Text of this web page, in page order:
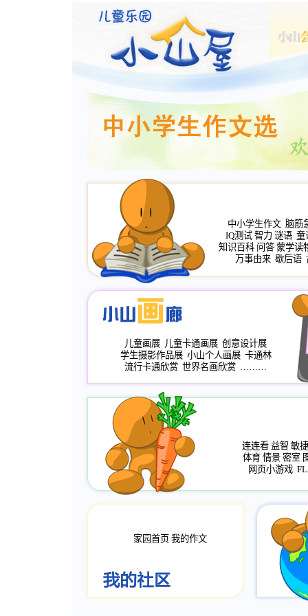
中小学生作文 脑筋
IQ测试 智力 谜语 童
知识百科 问答 蒙学读
万事由来 歇后语
儿童画展 儿童卡通画展 创意设计展
学生摄影作品展 小山个人画展 卡通林
流行卡通欣赏 世界名画欣赏 ………
连连看 益智 敏捷
体育 情景 密室
网页小游戏
家园首页 我的作文